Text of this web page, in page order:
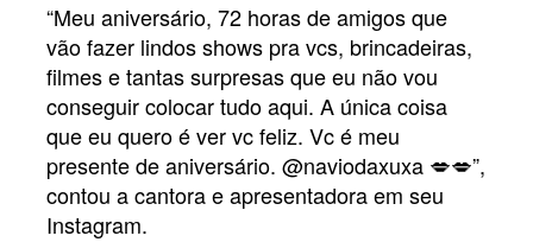
“Meu aniversário, 72 horas de amigos que
vão fazer lindos shows pra vcs, brincadeiras,
filmes e tantas surpresas que eu não vou
conseguir colocar tudo aqui. A única coisa
que eu quero é ver vc feliz. Vc é meu
presente de aniversário. @naviodaxuxa 💋💋”,
contou a cantora e apresentadora em seu
Instagram.